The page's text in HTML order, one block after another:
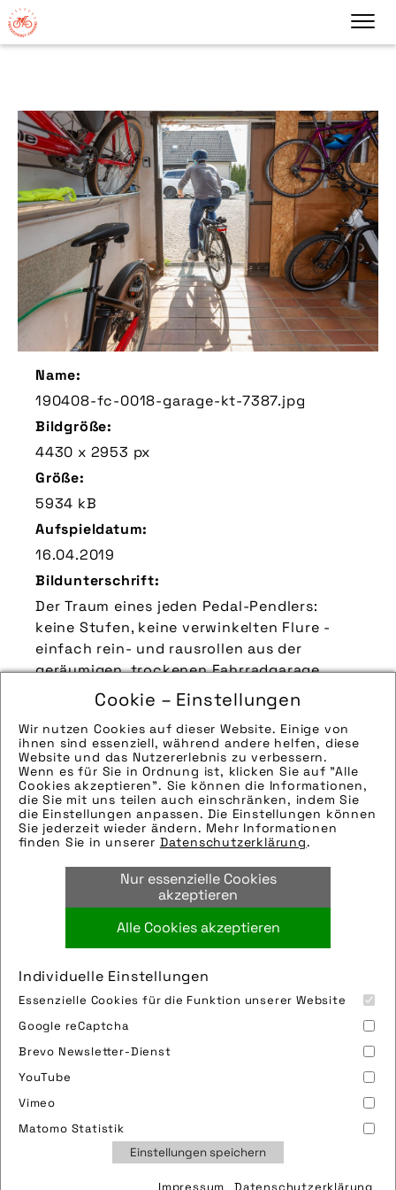
Cookie – Einstellungen
Wir nutzen Cookies auf dieser Website. Einige von
ihnen sind essenziell, während andere helfen, diese
Website und das Nutzererlebnis zu verbessern.
Wenn es für Sie in Ordnung ist, klicken Sie auf "Alle
Cookies akzeptieren". Sie können die Informationen,
die Sie mit uns teilen auch einschränken, indem Sie
die Einstellungen anpassen. Die Einstellungen können
Sie jederzeit wieder ändern. Mehr Informationen
finden Sie in unserer Datenschutzerklärung.
Nur essenzielle Cookies
akzeptieren
Alle Cookies akzeptieren
Individuelle Einstellungen
Essenzielle Cookies für die Funktion unserer Website
Google reCaptcha
Brevo Newsletter-Dienst
YouTube
Vimeo
Matomo Statistik
Einstellungen speichern
Impressum Datenschutzerklärung
Name:
190408-fc-0018-garage-kt-7387.jpg
Bildgröße:
4430 x 2953 px
Größe:
5934 kB
Aufspieldatum:
16.04.2019
Bildunterschrift:
Der Traum eines jeden Pedal-Pendlers:
keine Stufen, keine verwinkelten Flure -
einfach rein- und rausrollen aus der
geräumigen, trockenen Fahrradgarage.
Zu verwendender Bildnachweis:
Quelle/Source [´www.pd-f.de / Kay Tkatzik´]
Technik-Info:
Die technischen Details werden in Bälde
eingefügt. Sie können uns aber gern auch
per E-Mail oder Telefon kontaktieren, wir
helfen gerne weiter.
parker, parksystem
Bild downloaden
Nutzungsbedingungen
Datenschutz
Cookies